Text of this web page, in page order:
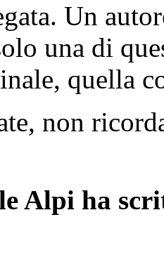
Un
una di
quella
non
Alpi ha